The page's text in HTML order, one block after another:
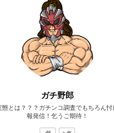
ガチ野郎
態とは？？？ガチンコ調査でもちろん
報発信！乞うご期待！